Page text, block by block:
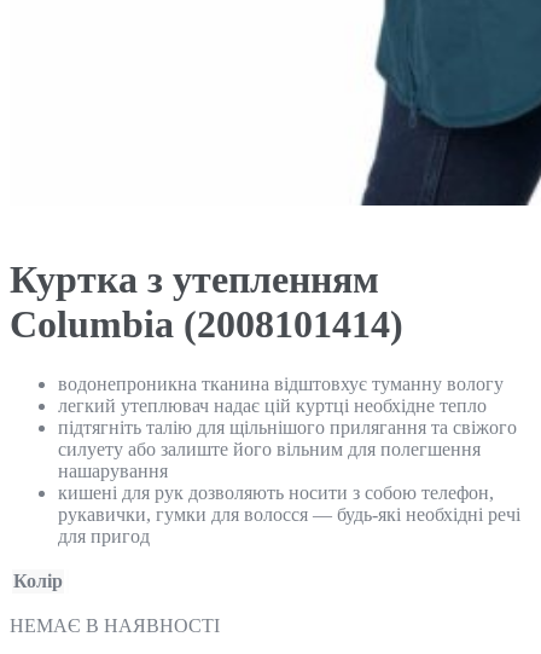
Куртка з утепленням
Columbia (2008101414)
водонепроникна тканина відштовхує туманну вологу
легкий утеплювач надає цій куртці необхідне тепло
підтягніть талію для щільнішого прилягання та свіжого
силуету або залиште його вільним для полегшення
нашарування
кишені для рук дозволяють носити з собою телефон,
рукавички, гумки для волосся — будь-які необхідні речі
для пригод
Колір
НЕМАЄ В НАЯВНОСТІ